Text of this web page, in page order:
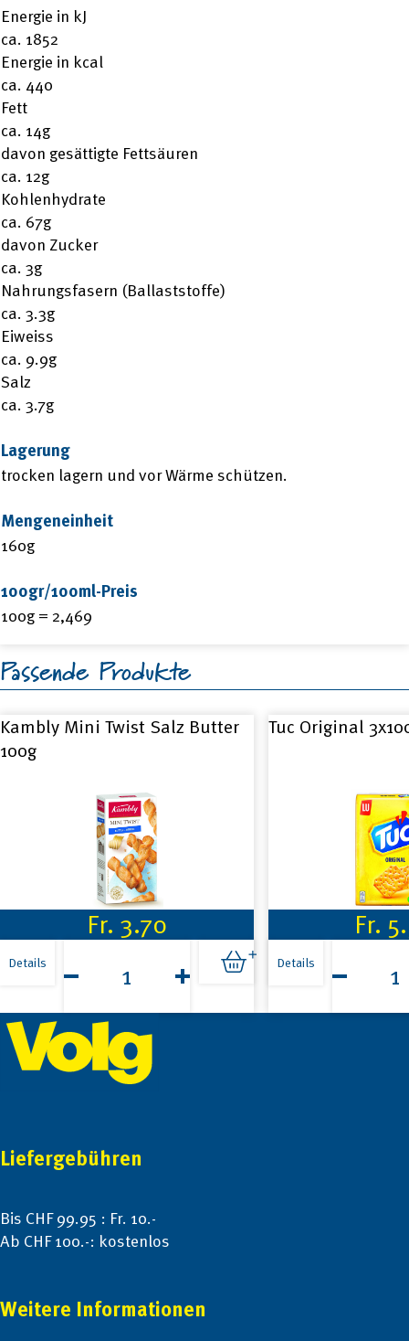
Energie in kJ
ca. 1852
Energie in kcal
ca. 440
Fett
ca. 14g
davon gesättigte Fettsäuren
ca. 12g
Kohlenhydrate
ca. 67g
davon Zucker
ca. 3g
Nahrungsfasern (Ballaststoffe)
ca. 3.3g
Eiweiss
ca. 9.9g
Salz
ca. 3.7g
Lagerung
trocken lagern und vor Wärme schützen.
Mengeneinheit
160g
100gr/100ml-Preis
100g = 2,469
Passende Produkte
Kambly Mini Twist Salz Butter
100g
Fr. 3.70
Details
Twist
Butter
100g
Menge
Tuc Original
Fr.
Details
3x100g
Footer
Liefergebühren
Bis CHF 99.95 : Fr. 10.-
Ab CHF 100.-: kostenlos
Weitere Informationen